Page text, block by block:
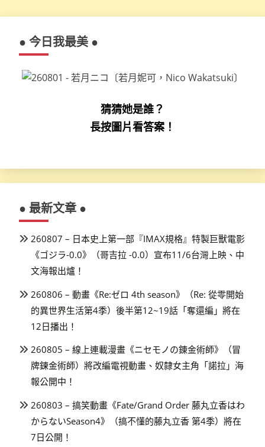
● 今日我最美 ●
猜猜她是誰？
長按圖片看答案！
● 最新文章 ●
260807 – 日本史上第一部『IMAX規格』特製巨獸電影
《ゴジラ-0.0》（哥吉拉 -0.0）宣布11/6台灣上映、中
文海報出爐！
260806 – 動畫《Re:ゼロ 4th season》（Re: 從零開始
的異世界生活第4季）後半第12~19話「奪還編」將在
12日播出！
260805 – 線上連載漫畫《ニセモノの錬金術師》（冒
牌鍊金術師）將改編電視動畫、奴隸女主角「諾拉」海
報公開中！
260803 – 搞笑動畫《Fate/Grand Order 藤丸立香はわ
からないSeason4》（搞不懂的藤丸立香 第4季）將在
7日公開！